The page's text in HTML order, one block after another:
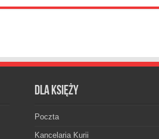
Dla księży
Poczta
Kancelaria Kurii